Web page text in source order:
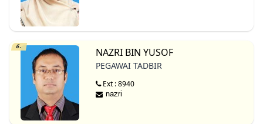
6. NAZRI BIN YUSOF
PEGAWAI TADBIR
Ext : 8940